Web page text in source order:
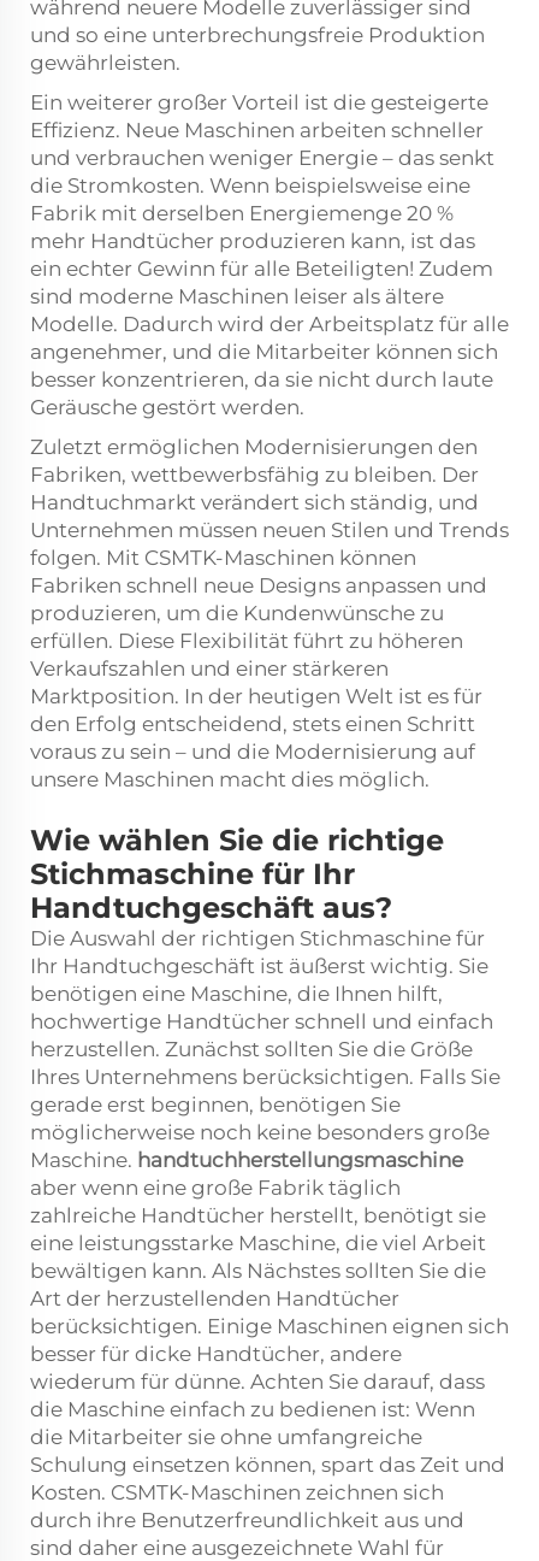
während neuere Modelle zuverlässiger sind
und so eine unterbrechungsfreie Produktion
gewährleisten.
Ein weiterer großer Vorteil ist die gesteigerte
Effizienz. Neue Maschinen arbeiten schneller
und verbrauchen weniger Energie – das senkt
die Stromkosten. Wenn beispielsweise eine
Fabrik mit derselben Energiemenge 20 %
mehr Handtücher produzieren kann, ist das
ein echter Gewinn für alle Beteiligten! Zudem
sind moderne Maschinen leiser als ältere
Modelle. Dadurch wird der Arbeitsplatz für alle
angenehmer, und die Mitarbeiter können sich
besser konzentrieren, da sie nicht durch laute
Geräusche gestört werden.
Zuletzt ermöglichen Modernisierungen den
Fabriken, wettbewerbsfähig zu bleiben. Der
Handtuchmarkt verändert sich ständig, und
Unternehmen müssen neuen Stilen und Trends
folgen. Mit CSMTK-Maschinen können
Fabriken schnell neue Designs anpassen und
produzieren, um die Kundenwünsche zu
erfüllen. Diese Flexibilität führt zu höheren
Verkaufszahlen und einer stärkeren
Marktposition. In der heutigen Welt ist es für
den Erfolg entscheidend, stets einen Schritt
voraus zu sein – und die Modernisierung auf
unsere Maschinen macht dies möglich.
Wie wählen Sie die richtige
Stichmaschine für Ihr
Handtuchgeschäft aus?
Die Auswahl der richtigen Stichmaschine für
Ihr Handtuchgeschäft ist äußerst wichtig. Sie
benötigen eine Maschine, die Ihnen hilft,
hochwertige Handtücher schnell und einfach
herzustellen. Zunächst sollten Sie die Größe
Ihres Unternehmens berücksichtigen. Falls Sie
gerade erst beginnen, benötigen Sie
möglicherweise noch keine besonders große
Maschine. handtuchherstellungsmaschine
aber wenn eine große Fabrik täglich
zahlreiche Handtücher herstellt, benötigt sie
eine leistungsstarke Maschine, die viel Arbeit
bewältigen kann. Als Nächstes sollten Sie die
Art der herzustellenden Handtücher
berücksichtigen. Einige Maschinen eignen sich
besser für dicke Handtücher, andere
wiederum für dünne. Achten Sie darauf, dass
die Maschine einfach zu bedienen ist: Wenn
die Mitarbeiter sie ohne umfangreiche
Schulung einsetzen können, spart das Zeit und
Kosten. CSMTK-Maschinen zeichnen sich
durch ihre Benutzerfreundlichkeit aus und
sind daher eine ausgezeichnete Wahl für